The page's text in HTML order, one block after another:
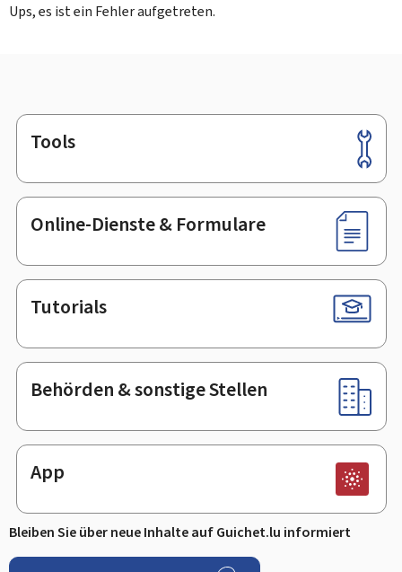
Ups, es ist ein Fehler aufgetreten.
Footer
Tools
Online-Dienste & Formulare
Tutorials
Behörden & sonstige Stellen
App
Bleiben Sie über neue Inhalte auf Guichet.lu informiert